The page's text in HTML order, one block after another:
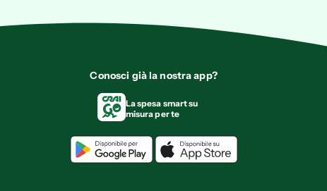
Conosci già la nostra app?
La spesa smart su
misura per te